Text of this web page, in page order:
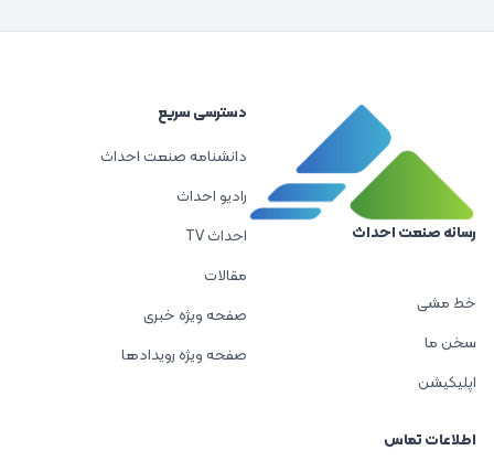
رسانه صنعت احداث
خط مشی
سخن ما
اپلیکیشن
دسترسی سریع
دانشنامه صنعت احداث
رادیو احداث
احداث TV
مقالات
صفحه ویژه خبری
صفحه ویژه رویدادها
اطلاعات تماس